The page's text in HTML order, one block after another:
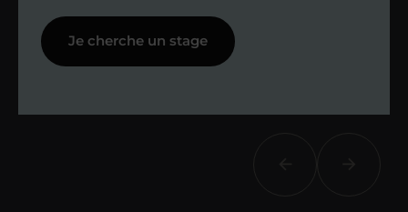
Afin de suivre le travail et les progrès
réalisés, votre enseignant et moi-
même vous proposons des points et
Je cherche un stage